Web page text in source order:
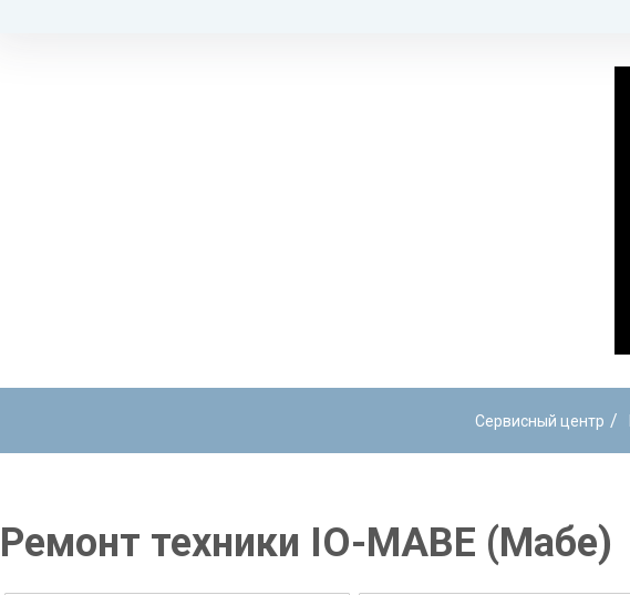
Сервисный центр /
Ремонт техники IO-MABE (Мабе)